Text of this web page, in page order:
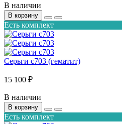
В наличии
В корзину
Есть комплект
Серьги с703 (гематит)
15 100 ₽
В наличии
В корзину
Есть комплект